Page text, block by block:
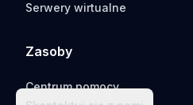
Serwery wirtualne
Zasoby
Centrum pomocy